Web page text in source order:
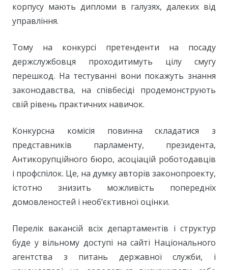
корпусу мають дипломи в галузях, далеких від
управління.
Тому на конкурсі претенденти на посаду
держслужбовця проходитимуть цілу смугу
перешкод. На тестуванні вони покажуть знання
законодавства, на співбесіді продемонструють
свій рівень практичних навичок.
Конкурсна комісія повинна складатися з
представників парламенту, президента,
Антикорупційного бюро, асоціацій роботодавців
і профспілок. Це, на думку авторів законопроекту,
істотно знизить можливість попередніх
домовленостей і необ’єктивної оцінки.
Перелік вакансій всіх департаментів і структур
буде у вільному доступі на сайті Національного
агентства з питань державної служби, і